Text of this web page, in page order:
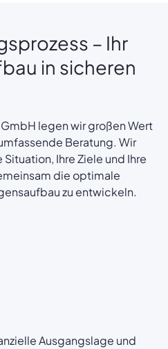
– Ihr
in sicheren
legen wir großen Wert
Beratung. Wir
Ihre Ziele und Ihre
die optimale
zu entwickeln.
Ausgangslage und